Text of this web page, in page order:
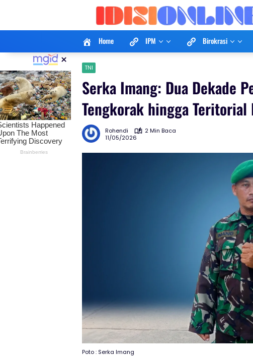
Home IPM Birokrasi
× TNI
Serka Imang: Dua Dekade
Tengkorak hingga Teritorial
Rohendi
2 Min Baca
11/05/2026
Poto : Serka Imang